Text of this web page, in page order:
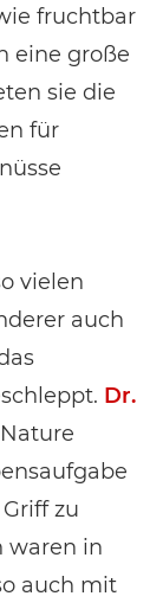
fruchtbar
eine große
sie die
für
vielen
auch
Dr.
zu
waren in
auch mit